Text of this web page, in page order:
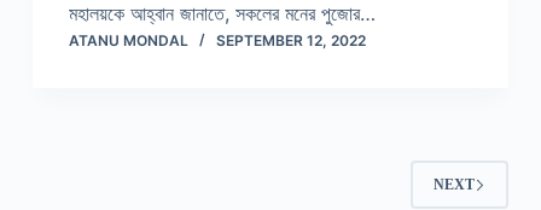
মহালয়কে আহ্বান জানাতে, সকলের মনের পুজোর…
ATANU MONDAL SEPTEMBER 12, 2022
NEXT